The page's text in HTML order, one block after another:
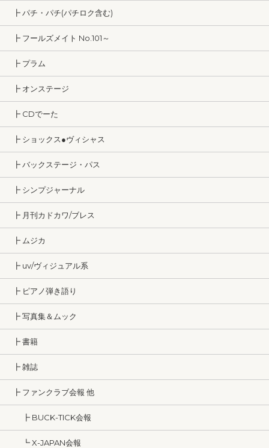
┣ パチ・パチ(パチロク含む)
┣ フールズメイト No.101～
┣ プラム
┣ オンステージ
┣ CDでーた
┣ ショックス●ヴィシャス
┣ バックステージ・パス
┣ シンプジャーナル
┣ 月刊カドカワ/ブレス
┣ ムジカ
┣ uv/ヴィジュアル系
┣ ピアノ弾き語り
┣ 写真集＆ムック
┣ 書籍
┣ 雑誌
┣ ファンクラブ会報 他
┣ BUCK-TICK会報
┗ X-JAPAN会報